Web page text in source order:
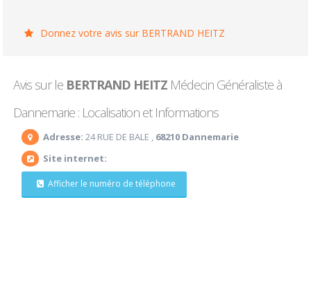
Donnez votre avis sur BERTRAND HEITZ
Avis sur le BERTRAND HEITZ Médecin Généraliste à
Dannemarie : Localisation et Informations
Adresse: 24 RUE DE BALE , 68210 Dannemarie
Site internet:
Afficher le numéro de téléphone